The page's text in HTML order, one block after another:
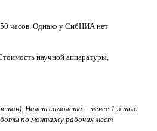
часов. Однако у СибНИА нет
научной аппаратуры,
Налет самолета – менее 1,5 тыс
по монтажу рабочих мест